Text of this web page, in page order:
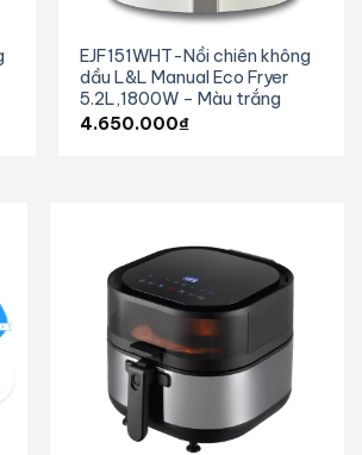
EJF151WHT-Nồi chiên không
dầu L&L Manual Eco Fryer
5.2L,1800W – Màu trắng
4.650.000₫